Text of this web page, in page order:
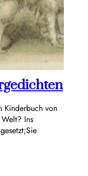
Kinderbuch von
Ins